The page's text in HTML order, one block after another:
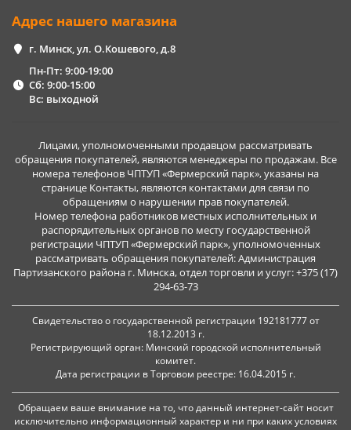
Адрес нашего магазина
г. Минск, ул. О.Кошевого, д.8
Пн-Пт: 9:00-19:00
Сб: 9:00-15:00
Вс: выходной
Лицами, уполномоченными продавцом рассматривать
обращения покупателей, являются менеджеры по продажам. Все
номера телефонов ЧПТУП «Фермерский парк», указаны на
странице Контакты, являются контактами для связи по
обращениям о нарушении прав покупателей.
Номер телефона работников местных исполнительных и
распорядительных органов по месту государственной
регистрации ЧПТУП «Фермерский парк», уполномоченных
рассматривать обращения покупателей: Администрация
Партизанского района г. Минска, отдел торговли и услуг: +375 (17)
294-63-73
Свидетельство о государственной регистрации 192181777 от
18.12.2013 г.
Регистрирующий орган: Минский городской исполнительный
комитет.
Дата регистрации в Торговом реестре: 16.04.2015 г.
Обращаем ваше внимание на то, что данный интернет-сайт носит
исключительно информационный характер и ни при каких условиях